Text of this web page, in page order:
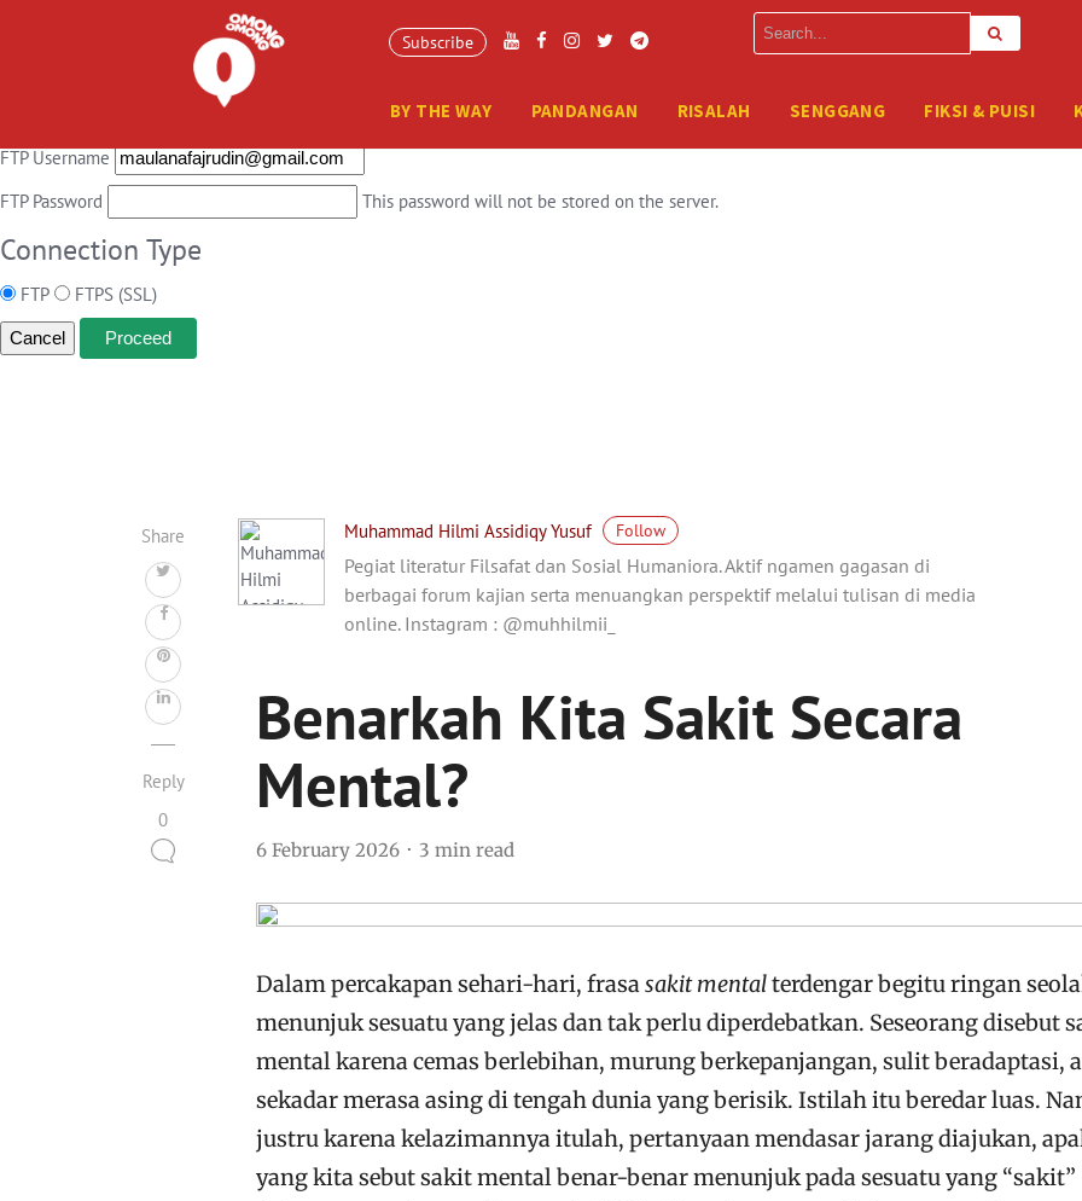
Connection Information
To perform the requested action, WordPress needs to access your web server. Please enter your FTP credentials to proceed. If you do not
FTP Username
FTP Password
This password will not be stored on the server.
Connection Type
FTP FTPS (SSL)
Cancel
Subscribe
BY THE WAY PANDANGAN RISALAH SENGGANG FIKSI & PUISI
Share
Reply
0
Muhammad Hilmi Assidiqy Yusuf Follow
Pegiat literatur Filsafat dan Sosial Humaniora. Aktif ngamen gagasan di
berbagai forum kajian serta menuangkan perspektif melalui tulisan di media
online. Instagram : @muhhilmii_
Benarkah Kita Sakit Secara
Mental?
6 February 2026 3 min read
Dalam percakapan sehari-hari, frasasakit mentalterdengar begitu ringan
menunjuk sesuatu yang jelas dan tak perlu diperdebatkan. Seseorang disebut
mental karena cemas berlebihan, murung berkepanjangan, sulit beradaptasi,
sekadar merasa asing di tengah dunia yang berisik. Istilah itu beredar luas.
justru karena kelazimannya itulah, pertanyaan mendasar jarang diajukan,
yang kita sebut sakit mental benar-benar menunjuk pada sesuatu yang “sakit”